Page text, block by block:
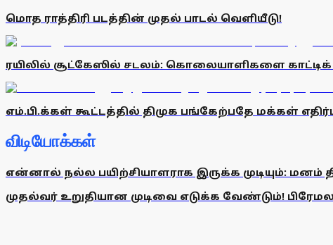
மொத ராத்திரி படத்தின் முதல் பாடல் வெளியீடு!
ரயிலில் சூட்கேஸில் சடலம்: கொலையாளிகளை
எம்.பி.க்கள் கூட்டத்தில் திமுக பங்கேற்பதே மக்கள்
விடியோக்கள்
என்னால் நல்ல பயிற்சியாளராக இருக்க முடியும்: மனம்
முதல்வர் உறுதியான முடிவை எடுக்க வேண்டும்!